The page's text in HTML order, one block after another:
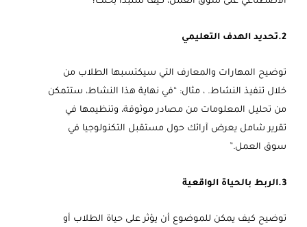
2.تحديد الهدف التعليمي
توضيح المهارات والمعارف التي سيكتسبها الطلاب من
خلال تنفيذ النشاط. ، مثال: “في نهاية هذا النشاط، ستتمكن
من تحليل المعلومات من مصادر موثوقة، وتنظيمها في
تقرير شامل يعرض آرائك حول مستقبل التكنولوجيا في
سوق العمل.”
3.الربط بالحياة الواقعية
توضيح كيف يمكن للموضوع أن يؤثر على حياة الطلاب أو